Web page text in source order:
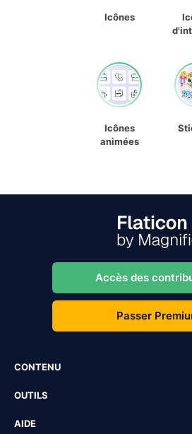
Icônes
Icônes
animées
Accès des
Passer
CONTENU
OUTILS
AIDE